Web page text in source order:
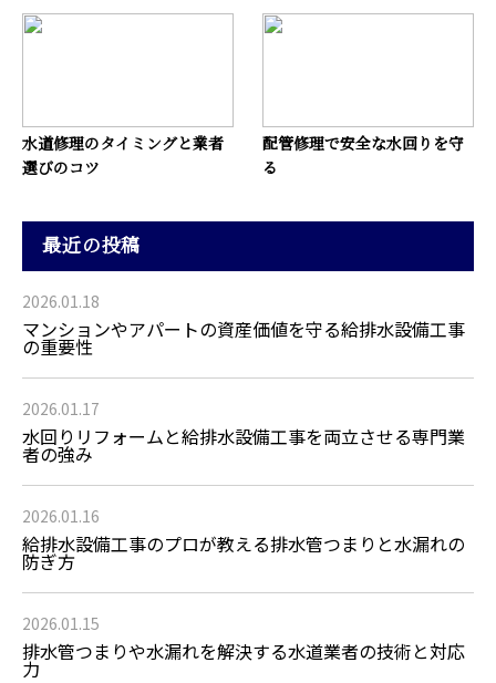
水道修理のタイミングと業者
選びのコツ
配管修理で安全な水回りを守
る
最近の投稿
2026.01.18
マンションやアパートの資産価値を守る給排水設備工事
の重要性
2026.01.17
水回りリフォームと給排水設備工事を両立させる専門業
者の強み
2026.01.16
給排水設備工事のプロが教える排水管つまりと水漏れの
防ぎ方
2026.01.15
排水管つまりや水漏れを解決する水道業者の技術と対応
力